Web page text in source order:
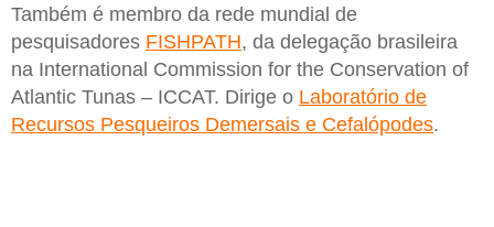
Também é membro da rede mundial de
pesquisadores FISHPATH, da delegação brasileira
na International Commission for the Conservation of
Atlantic Tunas – ICCAT. Dirige o Laboratório de
Recursos Pesqueiros Demersais e Cefalópodes.